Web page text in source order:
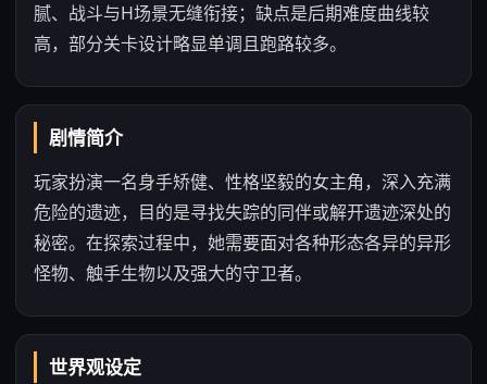
腻、战斗与H场景无缝衔接；缺点是后期难度曲线较
高，部分关卡设计略显单调且跑路较多。
剧情简介
玩家扮演一名身手矫健、性格坚毅的女主角，深入充满
危险的遗迹，目的是寻找失踪的同伴或解开遗迹深处的
秘密。在探索过程中，她需要面对各种形态各异的异形
怪物、触手生物以及强大的守卫者。
世界观设定